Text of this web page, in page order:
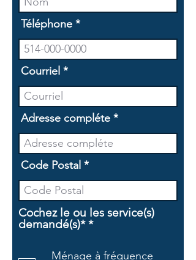
Téléphone
Courriel
Adresse compléte
Code Postal
Cochez le ou les service(s)
demandé(s)* *O
Ménage à fréquence